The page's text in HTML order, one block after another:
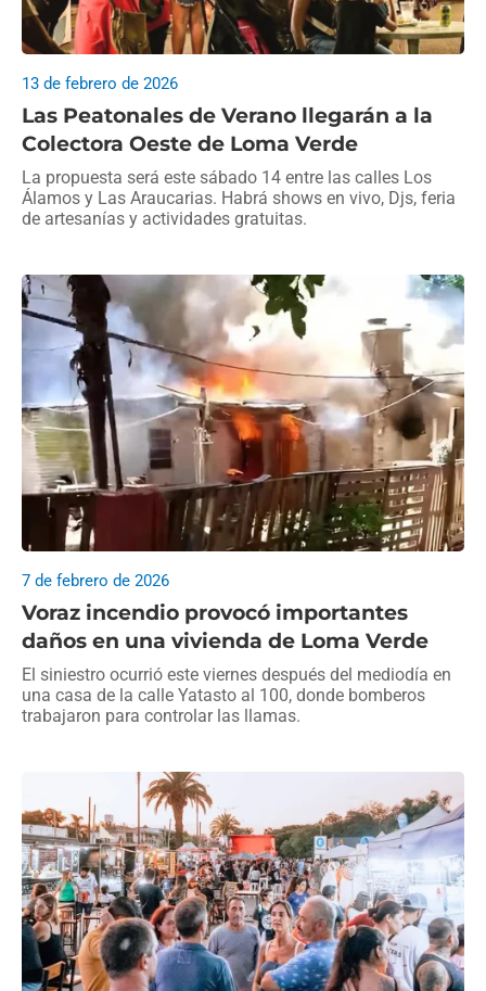
Las Peatonales de Verano llegarán a la
Colectora Oeste de Loma Verde
13 de febrero de 2026
La propuesta será este sábado 14 entre las calles Los
Álamos y Las Araucarias. Habrá shows en vivo, Djs, feria
de artesanías y actividades gratuitas.
Voraz incendio provocó importantes
daños en una vivienda de Loma Verde
7 de febrero de 2026
El siniestro ocurrió este viernes después del mediodía en
una casa de la calle Yatasto al 100, donde bomberos
trabajaron para controlar las llamas.